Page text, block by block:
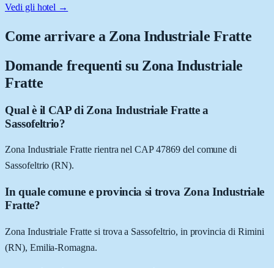
Vedi gli hotel →
Come arrivare a Zona Industriale Fratte
Domande frequenti su Zona Industriale
Fratte
Qual è il CAP di Zona Industriale Fratte a
Sassofeltrio?
Zona Industriale Fratte rientra nel CAP 47869 del comune di
Sassofeltrio (RN).
In quale comune e provincia si trova Zona Industriale
Fratte?
Zona Industriale Fratte si trova a Sassofeltrio, in provincia di Rimini
(RN), Emilia-Romagna.